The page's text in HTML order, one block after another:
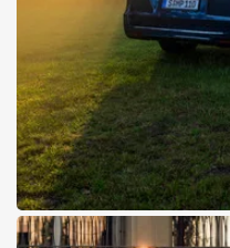
06.08.2026